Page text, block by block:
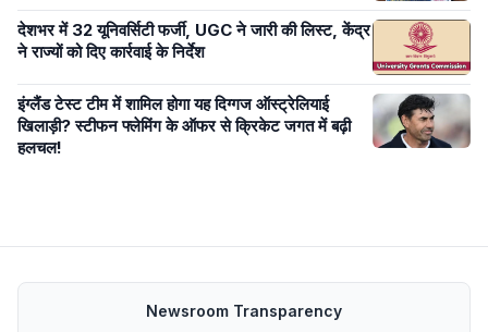
देशभर में 32 यूनिवर्सिटी फर्जी, UGC ने जारी की लिस्ट, केंद्र
ने राज्यों को दिए कार्रवाई के निर्देश
इंग्लैंड टेस्ट टीम में शामिल होगा यह दिग्गज ऑस्ट्रेलियाई
खिलाड़ी? स्टीफन फ्लेमिंग के ऑफर से क्रिकेट जगत में बढ़ी
हलचल!
Newsroom Transparency